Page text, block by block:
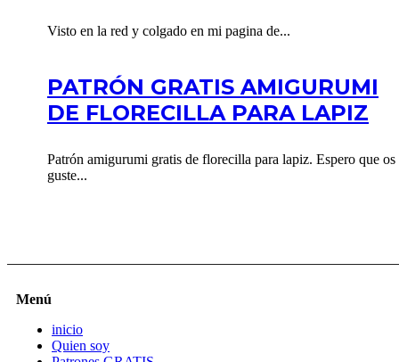
Visto en la red y colgado en mi pagina de...
PATRÓN GRATIS AMIGURUMI
DE FLORECILLA PARA LAPIZ
Patrón amigurumi gratis de florecilla para lapiz. Espero que os
guste...
Menú
inicio
Quien soy